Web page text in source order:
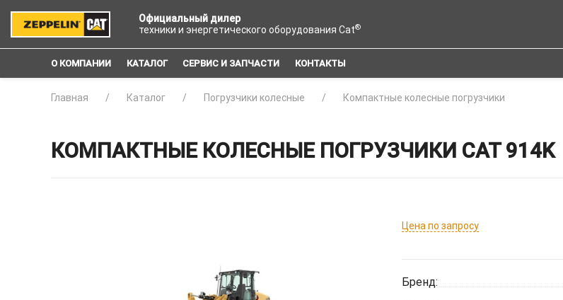
Официальный дилер
техники и энергетического оборудования Cat®
О КОМПАНИИ КАТАЛОГ СЕРВИС И ЗАПЧАСТИ КОНТАКТЫ
Главная Каталог Погрузчики колесные Компактные колесные погрузчики
КОМПАКТНЫЕ КОЛЕСНЫЕ ПОГРУЗЧИКИ CAT 914K
Цена по запросу
Бренд: